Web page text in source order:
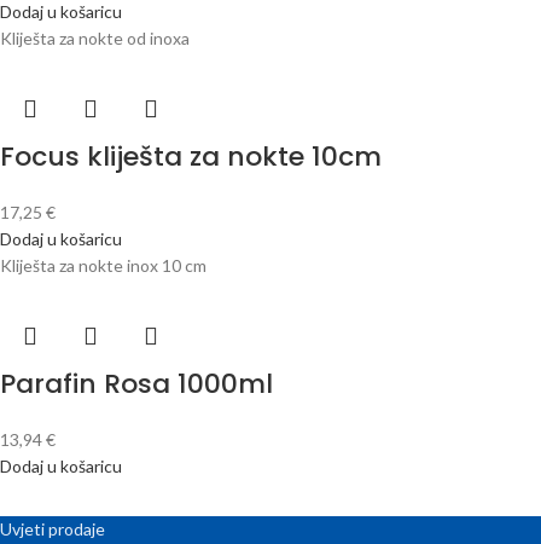
Dodaj u košaricu
Kliješta za nokte od inoxa
Focus kliješta za nokte 10cm
17,25 €
Dodaj u košaricu
Kliješta za nokte inox 10 cm
Parafin Rosa 1000ml
13,94€
Dodaj u košaricu
Uvjeti prodaje